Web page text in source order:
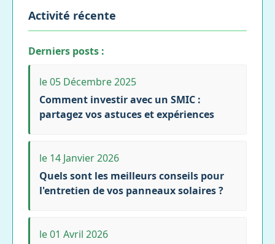
Activité récente
Derniers posts :
le 05 Décembre 2025
Comment investir avec un SMIC :
partagez vos astuces et expériences
le 14 Janvier 2026
Quels sont les meilleurs conseils pour
l'entretien de vos panneaux solaires ?
le 01 Avril 2026